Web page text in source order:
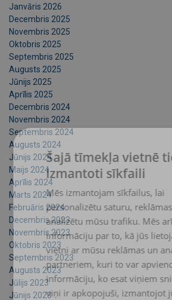
Janvāris 2026
Decembris 2025
Novembris 2025
Oktobris 2025
Septembris 2025
Augusts 2025
Jūnijs 2025
Aprīlis 2025
Decembris 2024
Novembris 2024
Septembris 2024
Augusts 2024
Jūnijs 2024
Maijs 2024
Aprīlis 2024
Marts 2024
Februāris 2024
Decembris 2023
Novembris 2023
Oktobris 2023
Septembris 2023
Augusts 2023
Jūlijs 2023
Jūnijs 2023
Šajā tīmekļa vietnē
izmantoti sīkfaili
Mēs izmantojam sīkfailus, lai
personalizētu saturu,
analizētu mūsu trafiku. Mēs
informāciju par to, kā jūs
vietni ar mūsu reklāmas un
partneriem, kuri to var
informāciju, ko esat viņiem
viņi ir apkopojuši, izmantojot